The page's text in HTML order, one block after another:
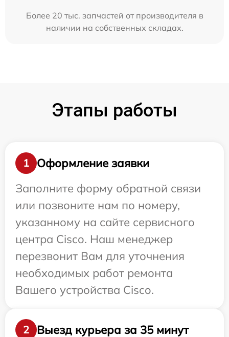
Более 20 тыс. запчастей от производителя в
наличии на собственных складах.
Этапы работы
1
Оформление заявки
Заполните форму обратной связи
или позвоните нам по номеру,
указанному на сайте сервисного
центра Cisco. Наш менеджер
перезвонит Вам для уточнения
необходимых работ ремонта
Вашего устройства Cisco.
2 Выезд курьера за 35 минут